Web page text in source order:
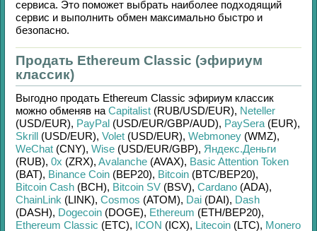
сервиса. Это поможет выбрать наиболее подходящий
сервис и выполнить обмен максимально быстро и
безопасно.
Продать Ethereum Classic (эфириум
классик)
Выгодно продать Ethereum Classic эфириум классик
можно обменяв на Capitalist (RUB/USD/EUR), Neteller
(USD/EUR), PayPal (USD/EUR/GBP/AUD), PaySera (EUR),
Skrill (USD/EUR), Volet (USD/EUR), Webmoney (WMZ),
WeChat (CNY), Wise (USD/EUR/GBP), Яндекс.Деньги
(RUB), 0x (ZRX), Avalanche (AVAX), Basic Attention Token
(BAT), Binance Coin (BEP20), Bitcoin (BTC/BEP20),
Bitcoin Cash (BCH), Bitcoin SV (BSV), Cardano (ADA),
ChainLink (LINK), Cosmos (ATOM), Dai (DAI), Dash
(DASH), Dogecoin (DOGE), Ethereum (ETH/BEP20),
Ethereum Classic (ETC), ICON (ICX), Litecoin (LTC), Monero